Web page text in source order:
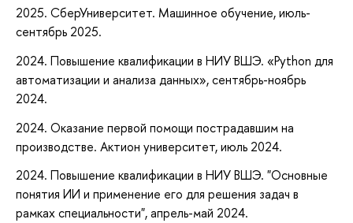
2025. СберУниверситет. Машинное обучение, июль-
сентябрь 2025.
2024. Повышение квалификации в НИУ ВШЭ. «Python для
автоматизации и анализа данных», сентябрь-ноябрь
2024.
2024. Оказание первой помощи пострадавшим на
производстве. Актион университет, июль 2024.
2024. Повышение квалификации в НИУ ВШЭ. "Основные
понятия ИИ и применение его для решения задач в
рамках специальности", апрель-май 2024.